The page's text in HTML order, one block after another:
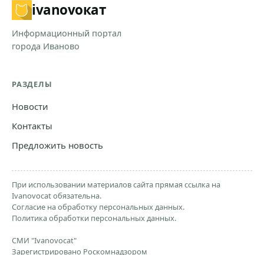
ivanovoкат
Информационный портал
города Иваново
РАЗДЕЛЫ
Новости
Контакты
Предложить новость
При использовании материалов сайта прямая ссылка на
Ivanovocat обязательна.
Согласие на обработку персональных данных.
Политика обработки персональных данных.
СМИ "Ivanovocat"
Зарегистрировано Роскомнадзором